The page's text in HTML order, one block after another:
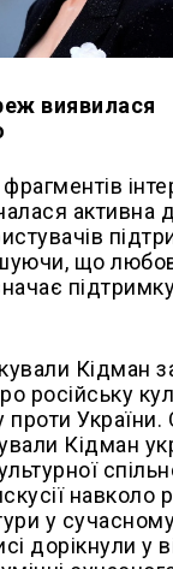
виявилася
фрагментів
активна
що
Кідман
російську
проти
Кідман
навколо
у сучасному
дорікнули у